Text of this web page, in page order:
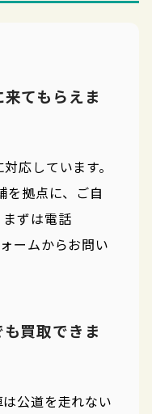
てもらえま
応しています。
を拠点に、ご自
ずは電話
ームからお問い
買取できま
公道を走れない